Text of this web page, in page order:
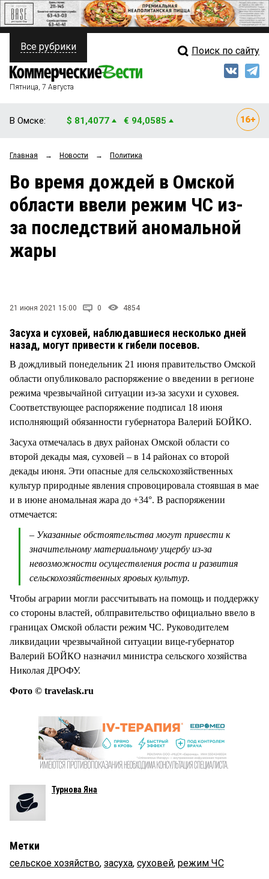
ПОЛИТИКА
ФИНАНСЫ
ОБЩЕСТВО
ЗАКОН
Свежий выпуск
Рейтинги
Блоги
Архив
Все рубрики Поиск по сайту
Пятница, 7 Августа
В Омске: $ 81,4077 € 94,0585
Главная → Новости → Политика
Во время дождей в Омской
области ввели режим ЧС из-
за последствий аномальной
жары
21 июня 2021 15:00 0 4854
Засуха и суховей, наблюдавшиеся несколько дней
назад, могут привести к гибели посевов.
В дождливый понедельник 21 июня правительство Омской
области опубликовало распоряжение о введении в регионе
режима чрезвычайной ситуации из-за засухи и суховея.
Соответствующее распоряжение подписал 18 июня
исполняющий обязанности губернатора Валерий БОЙКО.
Засуха отмечалась в двух районах Омской области со
второй декады мая, суховей – в 14 районах со второй
декады июня. Эти опасные для сельскохозяйственных
культур природные явления спровоцировала стоявшая в мае
и в июне аномальная жара до +34°. В распоряжении
отмечается:
– Указанные обстоятельства могут привести к
значительному материальному ущербу из-за
невозможности осуществления роста и развития
сельскохозяйственных яровых культур.
Чтобы аграрии могли рассчитывать на помощь и поддержку
со стороны властей, облправительство официально ввело в
границах Омской области режим ЧС. Руководителем
ликвидации чрезвычайной ситуации вице-губернатор
Валерий БОЙКО назначил министра сельского хозяйства
Николая ДРОФУ.
Фото © travelask.ru
Турнова Яна
Метки
сельское хозяйство, засуха, суховей, режим ЧС